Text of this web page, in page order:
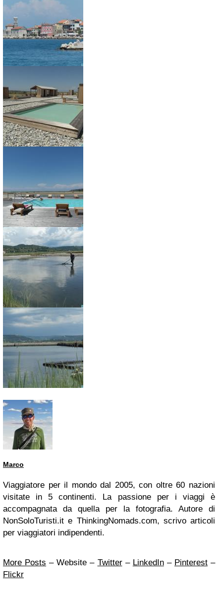
Marco
Viaggiatore per il mondo dal 2005, con oltre 60 nazioni
visitate in 5 continenti. La passione per i viaggi è
accompagnata da quella per la fotografia. Autore di
NonSoloTuristi.it e ThinkingNomads.com, scrivo articoli
per viaggiatori indipendenti.
More Posts – Website – Twitter– LinkedIn– Pinterest–
Flickr